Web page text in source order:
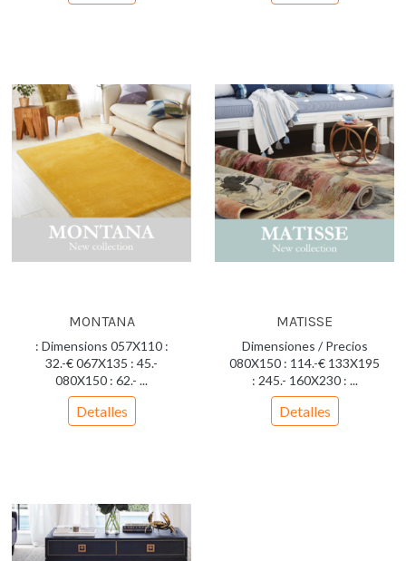
MONTANA
: Dimensions 057X110 :
32.-€ 067X135 : 45.-
080X150 : 62.- ...
Detalles
MATISSE
Dimensiones / Precios
080X150 : 114.-€ 133X195
: 245.- 160X230 : ...
Detalles